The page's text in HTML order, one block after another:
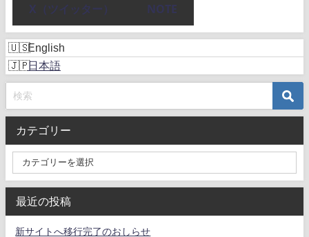
X（ツイッター） NOTE
English
日本語
カテゴリー
最近の投稿
新サイトへ移行完了のおしらせ